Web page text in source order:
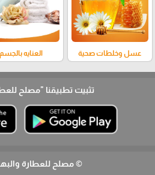
عسل وخلطات صحية العنايه بالجسم
تثبيت تطبيقنا "مصلح
© مصلح للعطارة